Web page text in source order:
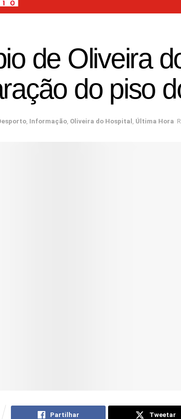
de Oliveira
do piso
, Informação, Oliveira do Hospital , Última Hora
Partilhar Tweetar